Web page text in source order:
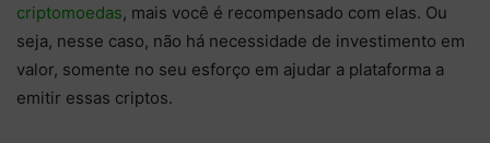
criptomoedas, mais você é recompensado com elas. Ou
seja, nesse caso, não há necessidade de investimento em
valor, somente no seu esforço em ajudar a plataforma a
emitir essas criptos.